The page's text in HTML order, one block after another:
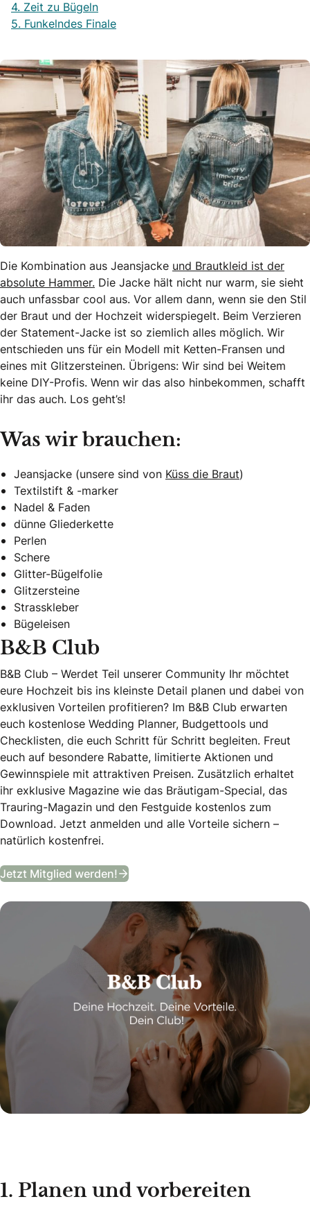
4. Zeit zu Bügeln
5. Funkelndes Finale
Die Kombination aus Jeansjacke und Brautkleid ist der
absolute Hammer. Die Jacke hält nicht nur warm, sie sieht
auch unfassbar cool aus. Vor allem dann, wenn sie den Stil
der Braut und der Hochzeit widerspiegelt. Beim Verzieren
der Statement-Jacke ist so ziemlich alles möglich. Wir
entschieden uns für ein Modell mit Ketten-Fransen und
eines mit Glitzersteinen. Übrigens: Wir sind bei Weitem
keine DIY-Profis. Wenn wir das also hinbekommen, schafft
ihr das auch. Los geht’s!
Was wir brauchen:
Jeansjacke (unsere sind von Küss die Braut)
Textilstift & -marker
Nadel & Faden
dünne Gliederkette
Perlen
Schere
Glitter-Bügelfolie
Glitzersteine
Strasskleber
Bügeleisen
B&B Club
B&B Club – Werdet Teil unserer Community Ihr möchtet
eure Hochzeit bis ins kleinste Detail planen und dabei von
exklusiven Vorteilen profitieren? Im B&B Club erwarten
euch kostenlose Wedding Planner, Budgettools und
Checklisten, die euch Schritt für Schritt begleiten. Freut
euch auf besondere Rabatte, limitierte Aktionen und
Gewinnspiele mit attraktiven Preisen. Zusätzlich erhaltet
ihr exklusive Magazine wie das Bräutigam-Special, das
Trauring-Magazin und den Festguide kostenlos zum
Download. Jetzt anmelden und alle Vorteile sichern –
natürlich kostenfrei.
Jetzt Mitglied werden! B&B Club
1. Planen und vorbereiten